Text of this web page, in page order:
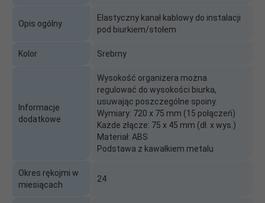
Opis ogólny
Elastyczny kanał kablowy do instalacji
pod biurkiem/stołem
Kolor Srebrny
Informacje
dodatkowe
Wysokość organizera można
regulować do wysokości biurka,
usuwając poszczególne spoiny.
Wymiary: 720 x 75 mm (15 połączeń)
Każde złącze: 75 x 45 mm (dł. x wys.)
Materiał: ABS
Podstawa z kawałkiem metalu
Okres rękojmi w
miesiącach
24